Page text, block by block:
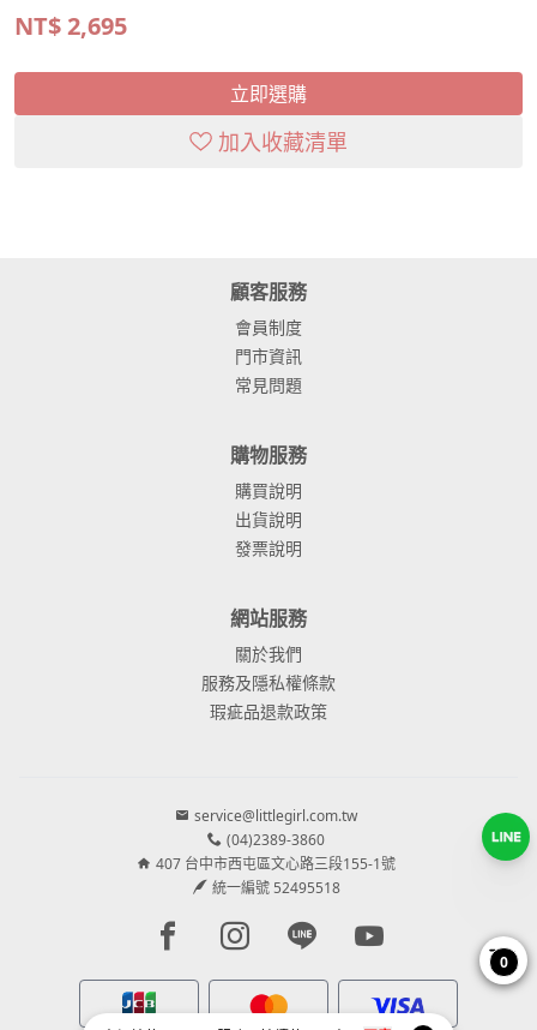
NT$2,695
立即選購
加入收藏清單
顧客服務
會員制度
門市資訊
常見問題
購物服務
購買說明
出貨說明
發票說明
網站服務
關於我們
服務及隱私權條款
瑕疵品退款政策
service@littlegirl.com.tw
(04)2389-3860
407 台中市西屯區文心路三段155-1號
統一編號 52495518
Facebook page
Instagram page
Line pageYoutube page
0